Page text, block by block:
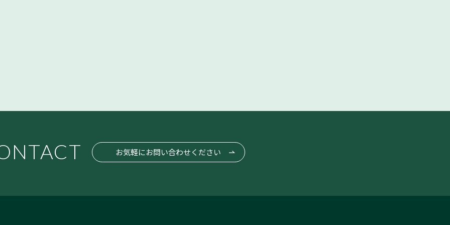
お気軽にお問い合わせください